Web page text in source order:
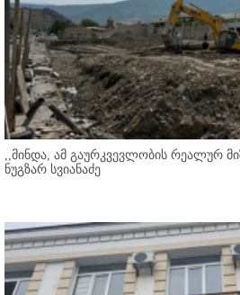
,,მინდა, ამ გაურკვევლობის რეალურ
ნუგზარ სვიანაძე